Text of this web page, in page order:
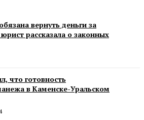
вернуть деньги за
рассказала о законных
что готовность
в Каменске-Уральском